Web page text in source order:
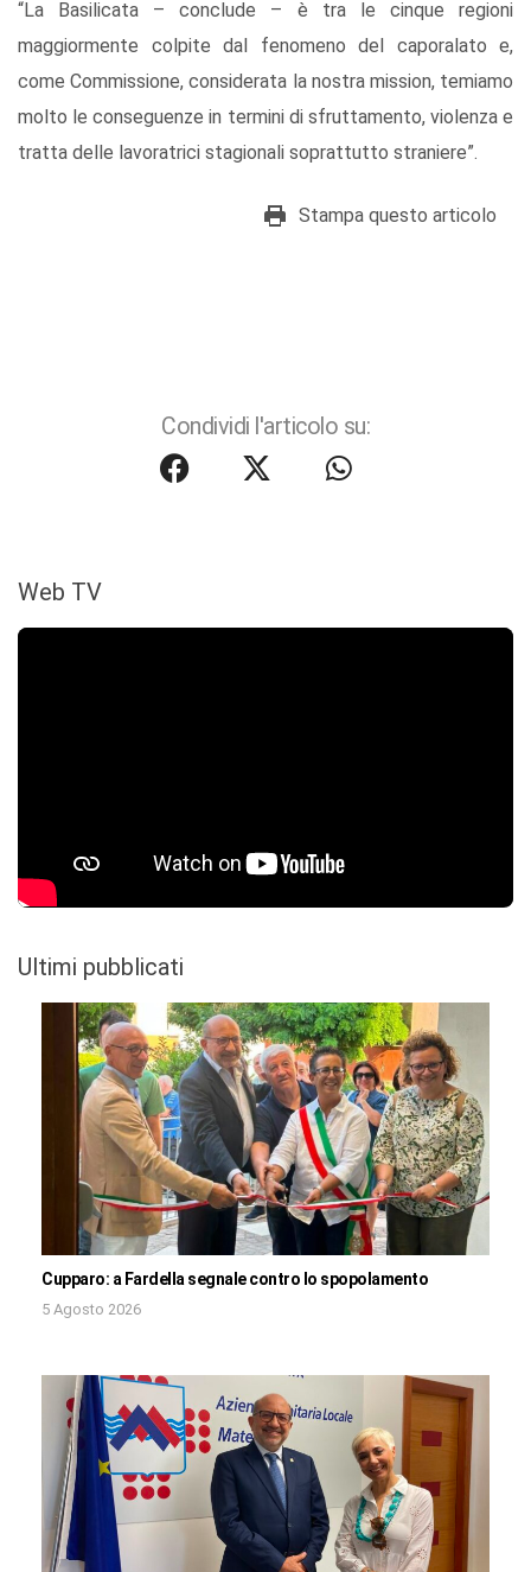
“La Basilicata – conclude – è tra le cinque regioni
maggiormente colpite dal fenomeno del caporalato e,
come Commissione, considerata la nostra mission, temiamo
molto le conseguenze in termini di sfruttamento, violenza e
tratta delle lavoratrici stagionali soprattutto straniere”.
Stampa questo articolo
Condividi l'articolo su:
Web TV
Ultimi pubblicati
Cupparo: a Fardella segnale contro lo spopolamento
5 Agosto 2026